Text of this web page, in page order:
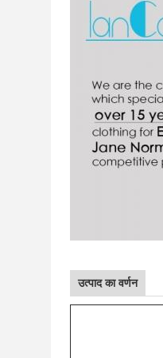
उत्पाद का वर्णन